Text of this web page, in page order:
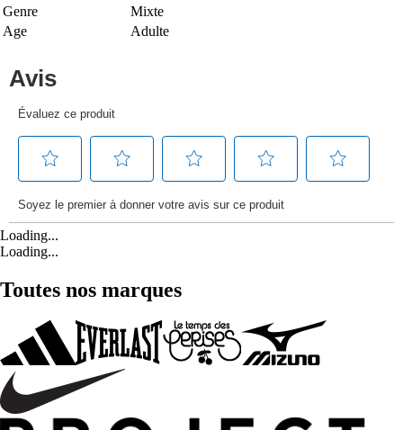
Genre
Mixte
Age
Adulte
Loading...
Loading...
Toutes nos marques